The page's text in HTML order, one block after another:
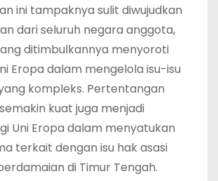
ini tampaknya sulit diwujudkan
dari seluruh negara anggota,
ditimbulkannya menyoroti
Eropa dalam mengelola isu-isu
kompleks. Pertentangan
kuat juga menjadi
Uni Eropa dalam menyatukan
terkait dengan isu hak asasi
di Timur Tengah.